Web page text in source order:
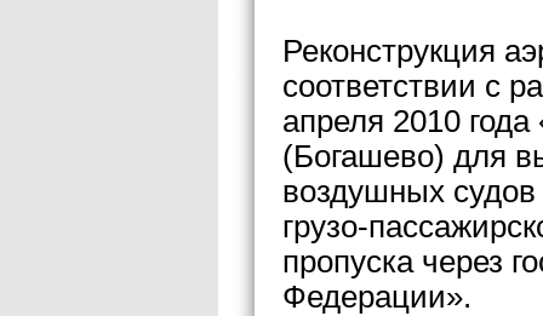
Реконструкция
соответствии с
апреля 2010
(Богашево) для
воздушных
грузо-
пропуска через
Федерации».